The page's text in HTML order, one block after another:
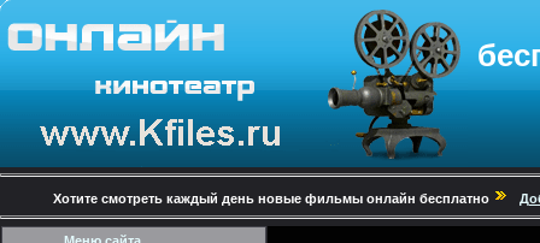
Хотите смотреть каждый день новые фильмы онлайн бесплатно